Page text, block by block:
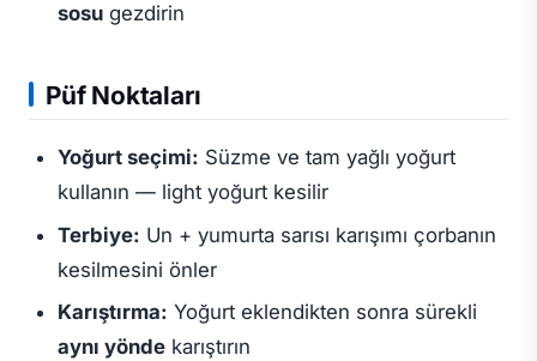
sosugezdirin
Püf Noktaları
Yoğurt seçimi: Süzme ve tam yağlı yoğurt
kullanın — light yoğurt kesilir
Terbiye: Un + yumurta sarısı karışımı çorbanın
kesilmesini önler
Karıştırma: Yoğurt eklendikten sonra sürekli
aynı yöndekarıştırın